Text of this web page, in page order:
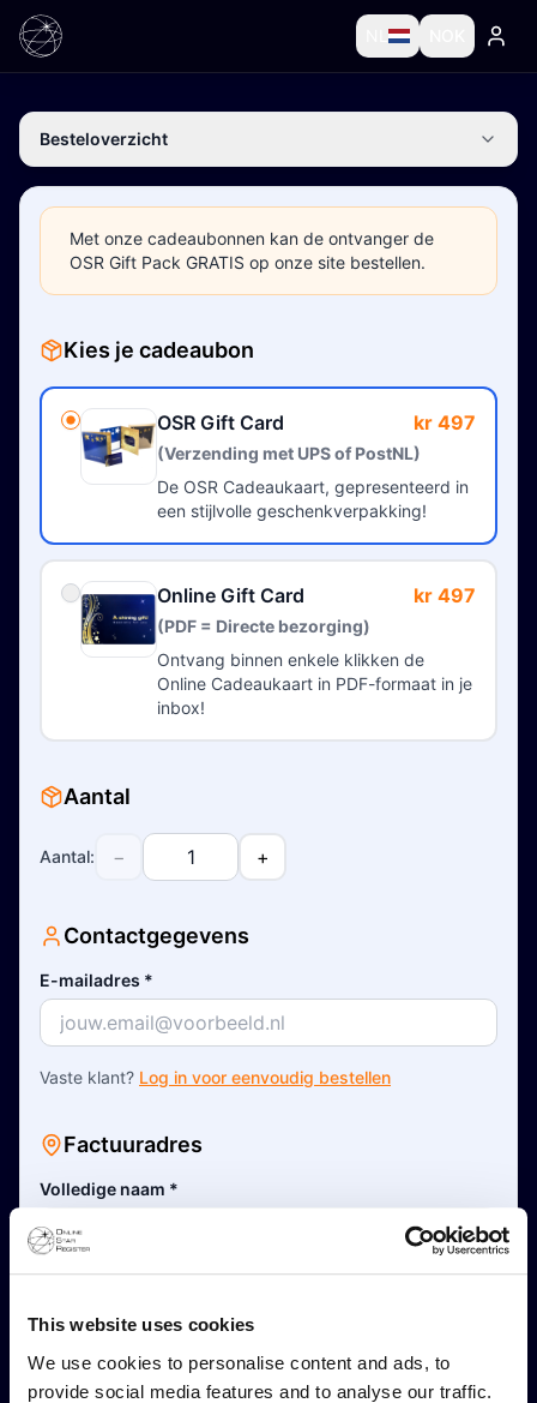
This website uses cookies
We use cookies to personalise content and ads, to
provide social media features and to analyse our traffic.
Besteloverzicht
Met onze cadeaubonnen kan de ontvanger de
OSR Gift Pack GRATIS op onze site bestellen.
Kies je cadeaubon
OSR Gift Card kr 497
(Verzending met UPS of PostNL)
De OSR Cadeaukaart, gepresenteerd in
een stijlvolle geschenkverpakking!
Online Gift Card kr 497
(PDF = Directe bezorging)
Ontvang binnen enkele klikken de
Online Cadeaukaart in PDF-formaat in je
inbox!
Aantal
Aantal: − +
Contactgegevens
E-mailadres *
Vaste klant? Log in voor eenvoudig bestellen
Factuuradres
Volledige naam *
Adresregel 1 *